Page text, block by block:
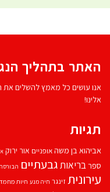
האתר בתהליך
אנו עושים כל מאמץ להשלים
אלינו!
תגיות
אביהוא בן משהאופניים אור ירוק
ספרבריאותגבעתיים
עירוניתזינגר חיה מנע חיות מחמד